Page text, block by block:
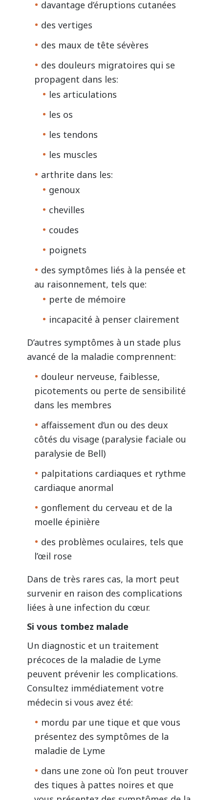
davantage d’éruptions cutanées
des vertiges
des maux de tête sévères
des douleurs migratoires qui se
propagent dans les:
les articulations
les os
les tendons
les muscles
arthrite dans les:
genoux
chevilles
coudes
poignets
des symptômes liés à la pensée et
au raisonnement, tels que:
perte de mémoire
incapacité à penser clairement
D’autres symptômes à un stade plus
avancé de la maladie comprennent:
douleur nerveuse, faiblesse,
picotements ou perte de sensibilité
dans les membres
affaissement d’un ou des deux
côtés du visage (paralysie faciale ou
paralysie de Bell)
palpitations cardiaques et rythme
cardiaque anormal
gonflement du cerveau et de la
moelle épinière
des problèmes oculaires, tels que
l’œil rose
Dans de très rares cas, la mort peut
survenir en raison des complications
liées à une infection du cœur.
Si vous tombez malade
Un diagnostic et un traitement
précoces de la maladie de Lyme
peuvent prévenir les complications.
Consultez immédiatement votre
médecin si vous avez été:
mordu par une tique et que vous
présentez des symptômes de la
maladie de Lyme
dans une zone où l’on peut trouver
des tiques à pattes noires et que